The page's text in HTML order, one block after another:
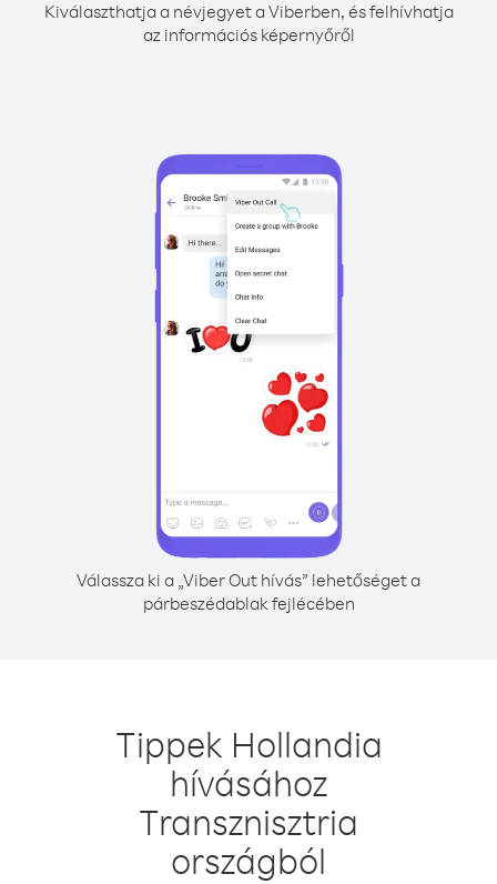
Kiválaszthatja a névjegyet a Viberben, és felhívhatja
az információs képernyőről
Válassza ki a „Viber Out hívás” lehetőséget a
párbeszédablak fejlécében
Tippek Hollandia
hívásához
Transznisztria
országból